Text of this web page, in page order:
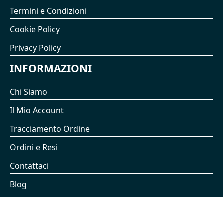
Termini e Condizioni
Cookie Policy
Privacy Policy
INFORMAZIONI
Chi Siamo
Il Mio Account
Tracciamento Ordine
Ordini e Resi
Contattaci
Blog